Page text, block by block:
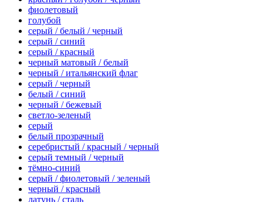
фиолетовый
голубой
серый / белый / черный
серый / синий
серый / красный
черный матовый / белый
черный / итальянский флаг
серый / черный
белый / синий
черный / бежевый
светло-зеленый
серый
белый прозрачный
серебристый / красный / черный
серый темный / черный
тёмно-синий
серый / фиолетовый / зеленый
черный / красный
латунь / сталь